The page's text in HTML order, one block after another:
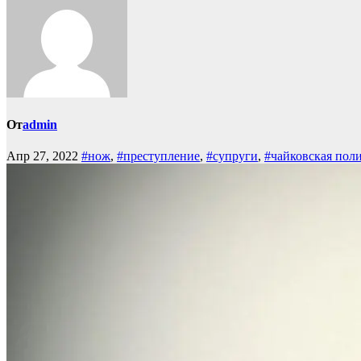
Отadmin
Апр 27, 2022 #нож, #преступление, #супруги, #чайковская